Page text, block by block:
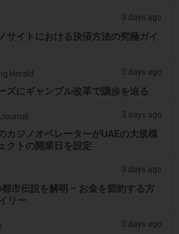
3 days ago
サイトにおける決済方法の究極ガイ
Herald 3 days ago
ズにギャンブル改革で譲歩を迫る
3 days ago
カジノオペレーターがUAEの大規模
クトの開業日を設定
3 days ago
市伝説を解明 – お金を節約する方
リー
3 days ago